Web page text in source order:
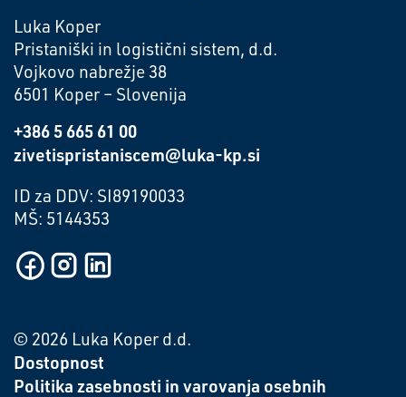
Luka Koper
Pristaniški in logistični sistem, d.d.
Vojkovo nabrežje 38
6501 Koper – Slovenija
+386 5 665 61 00
zivetispristaniscem@luka-kp.si
ID za DDV: SI89190033
MŠ: 5144353
© 2026 Luka Koper d.d.
Dostopnost
Politika zasebnosti in varovanja osebnih